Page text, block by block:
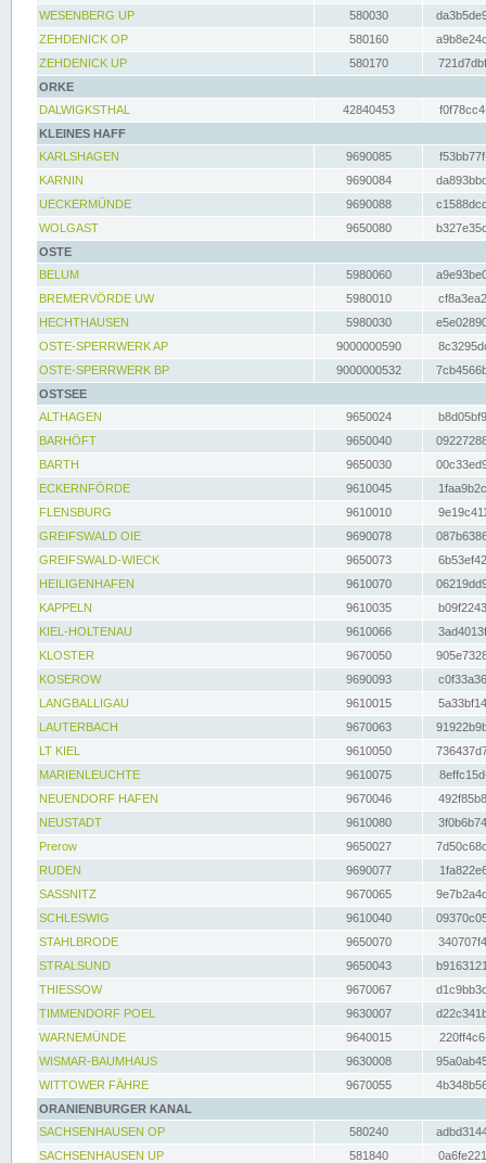
WESENBERG UP
580030
ZEHDENICK OP
580160
ZEHDENICK UP
580170
ORKE
DALWIGKSTHAL
42840453
KLEINES HAFF
KARLSHAGEN
9690085
KARNIN
9690084
UECKERMÜNDE
9690088
WOLGAST
9650080
OSTE
BELUM
5980060
BREMERVÖRDE UW
5980010
HECHTHAUSEN
5980030
OSTE-SPERRWERK AP
9000000590
OSTE-SPERRWERK BP
9000000532
OSTSEE
ALTHAGEN
9650024
BARHÖFT
9650040
BARTH
9650030
ECKERNFÖRDE
9610045
FLENSBURG
9610010
GREIFSWALD OIE
9690078
GREIFSWALD-WIECK
9650073
HEILIGENHAFEN
9610070
KAPPELN
9610035
KIEL-HOLTENAU
9610066
KLOSTER
9670050
KOSEROW
9690093
LANGBALLIGAU
9610015
LAUTERBACH
9670063
LT KIEL
9610050
MARIENLEUCHTE
9610075
NEUENDORF HAFEN
9670046
NEUSTADT
9610080
Prerow
9650027
RUDEN
9690077
SASSNITZ
9670065
SCHLESWIG
9610040
STAHLBRODE
9650070
STRALSUND
9650043
THIESSOW
9670067
TIMMENDORF POEL
9630007
WARNEMÜNDE
9640015
WISMAR-BAUMHAUS
9630008
WITTOWER FÄHRE
9670055
ORANIENBURGER KANAL
SACHSENHAUSEN OP
580240
SACHSENHAUSEN UP
581840